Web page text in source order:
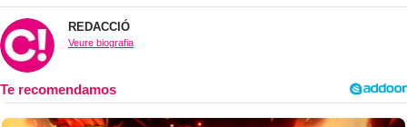
REDACCIÓ
Veure biografia